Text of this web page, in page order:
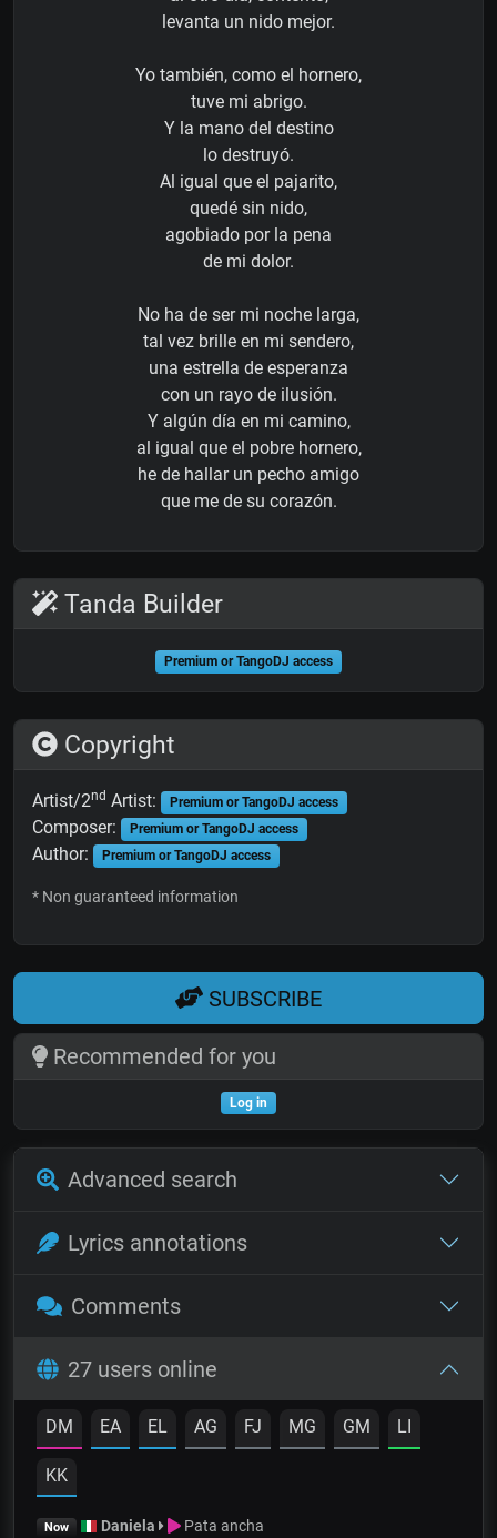
levanta un nido mejor.
Yo también, como el hornero,
tuve mi abrigo.
Y la mano del destino
lo destruyó.
Al igual que el pajarito,
quedé sin nido,
agobiado por la pena
de mi dolor.
No ha de ser mi noche larga,
tal vez brille en mi sendero,
una estrella de esperanza
con un rayo de ilusión.
Y algún día en mi camino,
al igual que el pobre hornero,
he de hallar un pecho amigo
que me de su corazón.
Tanda Builder
Premium or TangoDJ access
Copyright
Artist/2nd Artist: Premium or TangoDJ access
Composer: Premium or TangoDJ access
Author: Premium or TangoDJ access
* Non guaranteed information
SUBSCRIBE
Recommended for you
Log in
Advanced search
Lyrics annotations
Comments
27 users online
DM EA EL AG FJ MG GM LI
KK
Now Daniela Pata ancha